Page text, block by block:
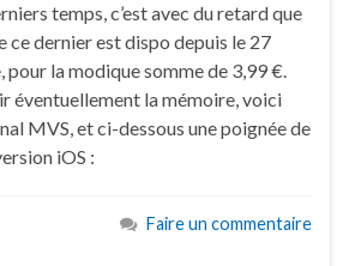
temps, c’est avec du retard que
ce dernier est dispo depuis le 27
pour la modique somme de 3,99 €.
éventuellement la mémoire, voici
MVS, et ci-dessous une poignée de
iOS :
Faire un commentaire